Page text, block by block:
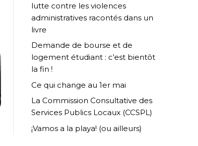
lutte contre les violences
administratives racontés dans un
livre
Demande de bourse et de
logement étudiant : c’est bientôt
la fin !
Ce qui change au 1er mai
La Commission Consultative des
Services Publics Locaux (CCSPL)
¡Vamos a la playa! (ou ailleurs)